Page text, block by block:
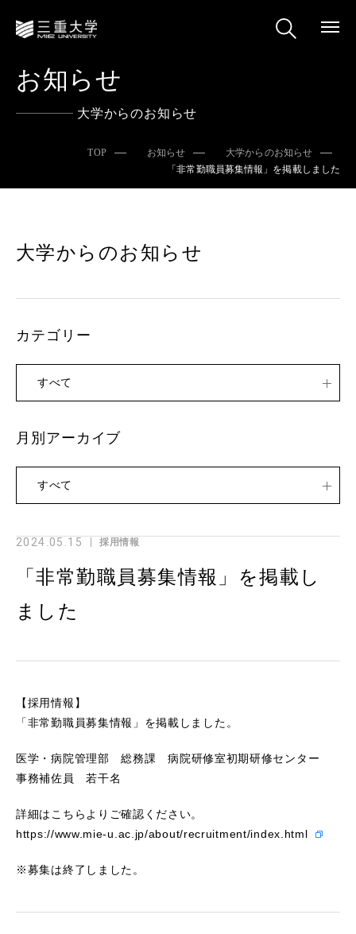
お知らせ
大学からのお知らせ
TOP お知らせ
大学からのお知らせ
「非常勤職員募集情報」を掲載しました
2024.05.15 採用情報
「非常勤職員募集情報」を掲載し
ました
【採用情報】
「非常勤職員募集情報」を掲載しました。
医学・病院管理部総務課 病院研修室初期研修センター
事務補佐員 若干名
詳細はこちらよりご確認ください。
https://www.mie-u.ac.jp/about/recruitment/index.html
※募集は終了しました。
大学からのお知らせ
カテゴリー
すべて
月別アーカイブ
すべて